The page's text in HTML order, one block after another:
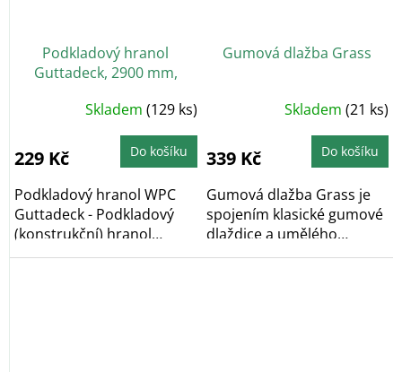
Podkladový hranol
Guttadeck, 2900 mm,
Skladem (129 ks)
229 Kč Do košíku
Podkladový hranol WPC
Guttadeck - Podkladový
(konstrukční) hranol
vyroben z WPC. Slouží...
Gumová dlažba Grass
Skladem (21 ks)
339 Kč Do košíku
Gumová dlažba Grass je
spojením klasické gumové
dlaždice a umělého
trávníku. Díky tomu...